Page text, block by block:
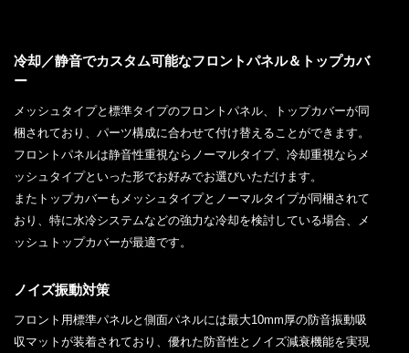
冷却／静音でカスタム可能なフロントパネル＆トップカバ
ー
メッシュタイプと標準タイプのフロントパネル、トップカバーが同
梱されており、パーツ構成に合わせて付け替えることができます。
フロントパネルは静音性重視ならノーマルタイプ、冷却重視ならメ
ッシュタイプといった形でお好みでお選びいただけます。
またトップカバーもメッシュタイプとノーマルタイプが同梱されて
おり、特に水冷システムなどの強力な冷却を検討している場合、メ
ッシュトップカバーが最適です。
ノイズ振動対策
フロント用標準パネルと側面パネルには最大10mm厚の防音振動吸
収マットが装着されており、優れた防音性とノイズ減衰機能を実現